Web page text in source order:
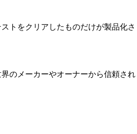
トをクリアしたものだけが製品化さ
のメーカーやオーナーから信頼され